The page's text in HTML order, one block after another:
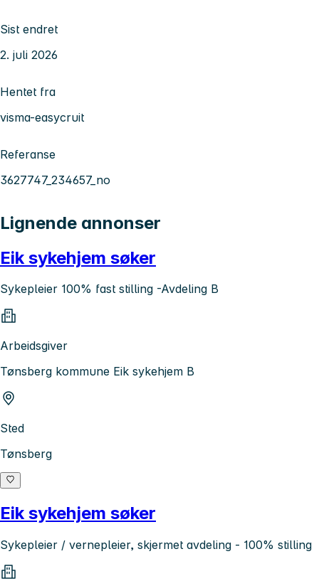
Sist endret
2. juli 2026
Hentet fra
visma-easycruit
Referanse
3627747_234657_no
Lignende annonser
Eik sykehjem søker
Sykepleier 100% fast stilling -Avdeling B
Arbeidsgiver
Tønsberg kommune Eik sykehjem B
Sted
Tønsberg
Eik sykehjem søker
Sykepleier / vernepleier, skjermet avdeling - 100% stilling